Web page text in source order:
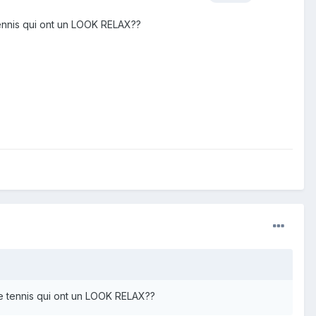
qui ont un LOOK RELAX??
qui ont un LOOK RELAX??